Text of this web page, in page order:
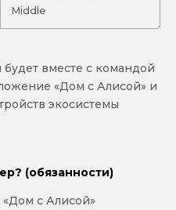
Middle
вместе с командой
«Дом с Алисой» и
экосистемы
(обязанности)
с Алисой»